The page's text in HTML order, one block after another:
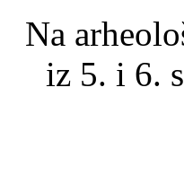
Na
iz 5. i 6.